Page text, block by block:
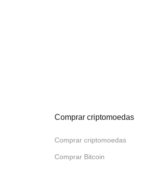
Comprar criptomoedas
Comprar criptomoedas
Comprar Bitcoin